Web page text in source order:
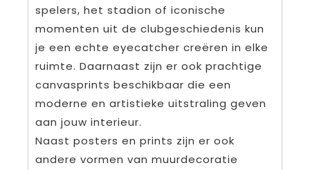
spelers, het stadion of iconische
momenten uit de clubgeschiedenis kun
je een echte eyecatcher creëren in elke
ruimte. Daarnaast zijn er ook prachtige
canvasprints beschikbaar die een
moderne en artistieke uitstraling geven
aan jouw interieur.
Naast posters en prints zijn er ook
andere vormen van muurdecoratie